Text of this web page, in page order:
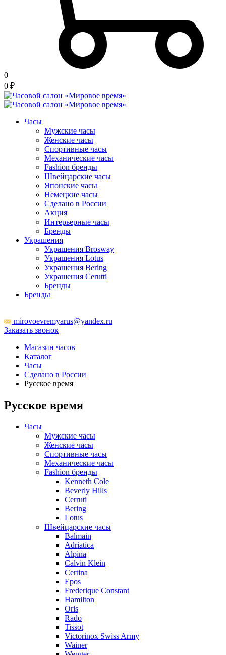
0
0 ₽
Часы
Мужские часы
Женские часы
Спортивные часы
Механические часы
Fashion бренды
Швейцарские часы
Японские часы
Немецкие часы
Сделано в России
Акция
Интерьерные часы
Бренды
Украшения
Украшения Brosway
Украшения Lotus
Украшения Bering
Украшения Cerutti
Бренды
Бренды
mirovoevremyarus@yandex.ru
Заказать звонок
Магазин часов
Каталог
Часы
Сделано в России
Русское время
Русское время
Часы
Мужские часы
Женские часы
Спортивные часы
Механические часы
Fashion бренды
Kenneth Cole
Beverly Hills
Cerruti
Bering
Lotus
Швейцарские часы
Balmain
Adriatica
Alpina
Calvin Klein
Certina
Epos
Frederique Constant
Hamilton
Oris
Rado
Tissot
Victorinox Swiss Army
Wainer